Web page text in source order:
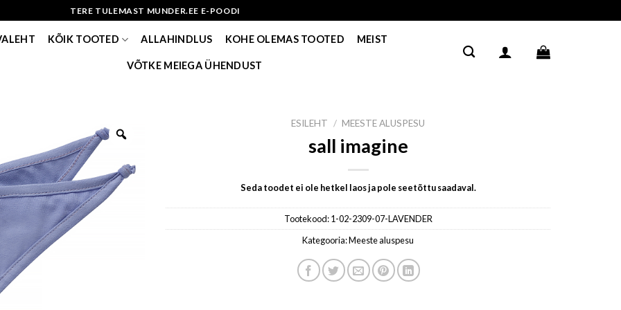
TERE TULEMAST MUNDER.EE E-POODI
KÕIK TOOTED ALLAHINDLUS KOHE OLEMAS TOOTED MEIST
VÕTKE MEIEGA ÜHENDUST
ESILEHT / MEESTE ALUSPESU
sall imagine
Seda toodet ei ole hetkel laos ja pole seetõttu saadaval.
Tootekood:1-02-2309-07-LAVENDER
Kategooria:Meeste aluspesu